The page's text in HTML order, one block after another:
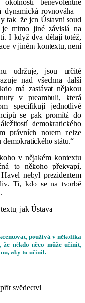
benevolentně
dynamická rovnováha –
tak, že jen Ústavní soud
je mimo jiné závislá na
I když dva dělají totéž,
v jiném kontextu, není
udržuje, jsou určité
nad všechna další
má zastávat nějakou
v preambuli, která
specifikují jednotlivé
se pak promítá do
demokratického
právních norem nelze
státu.“
v nějakém kontextu
to někoho překvapí,
nebyl prezidentem
Ti, kdo se na tvorbě
jak Ústava
používá v několika
někdo něco může učinit,
aby to učinil.
svědectví